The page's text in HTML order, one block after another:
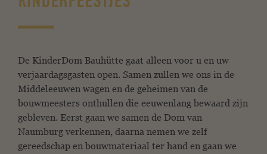
De KinderDom Bauhütte gaat alleen voor u en uw
verjaardagsgasten open. Samen zullen we ons in de
Middeleeuwen wagen en de geheimen van de
bouwmeesters onthullen die eeuwenlang bewaard zijn
gebleven. Eerst gaan we samen de Dom van
Naumburg verkennen, daarna nemen we zelf
gereedschap en bouwmateriaal ter hand en gaan we